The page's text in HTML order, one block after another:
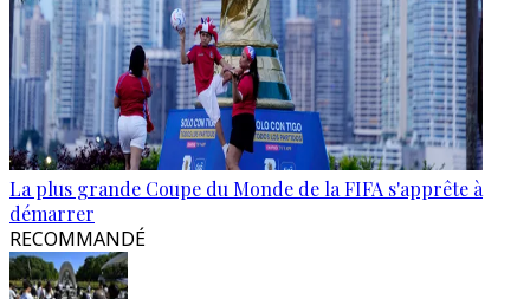
La plus grande Coupe du Monde de la FIFA s'apprête à
démarrer
RECOMMANDÉ